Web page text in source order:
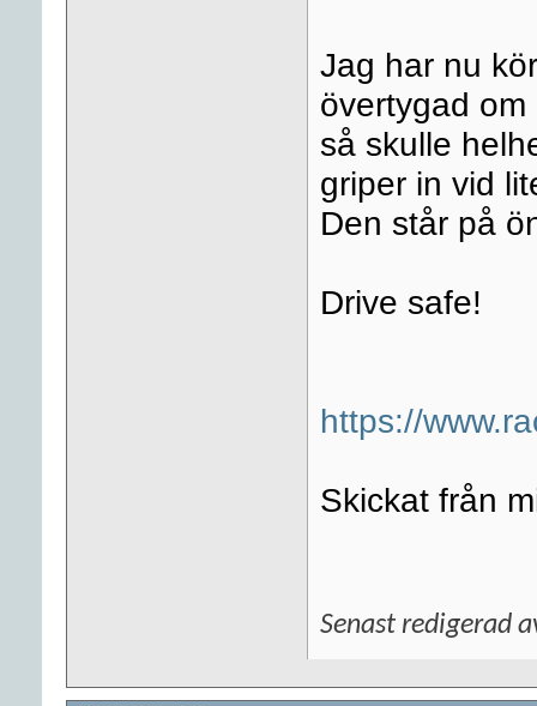
Jag har nu
övertygad
så skulle
griper in vid
Den står på
Drive safe!
https://
Skickat från
Senast redigerad